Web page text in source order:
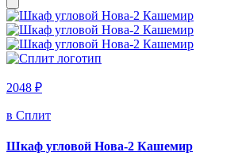
2048 ₽
в Сплит
Шкаф угловой Нова-2 Кашемир